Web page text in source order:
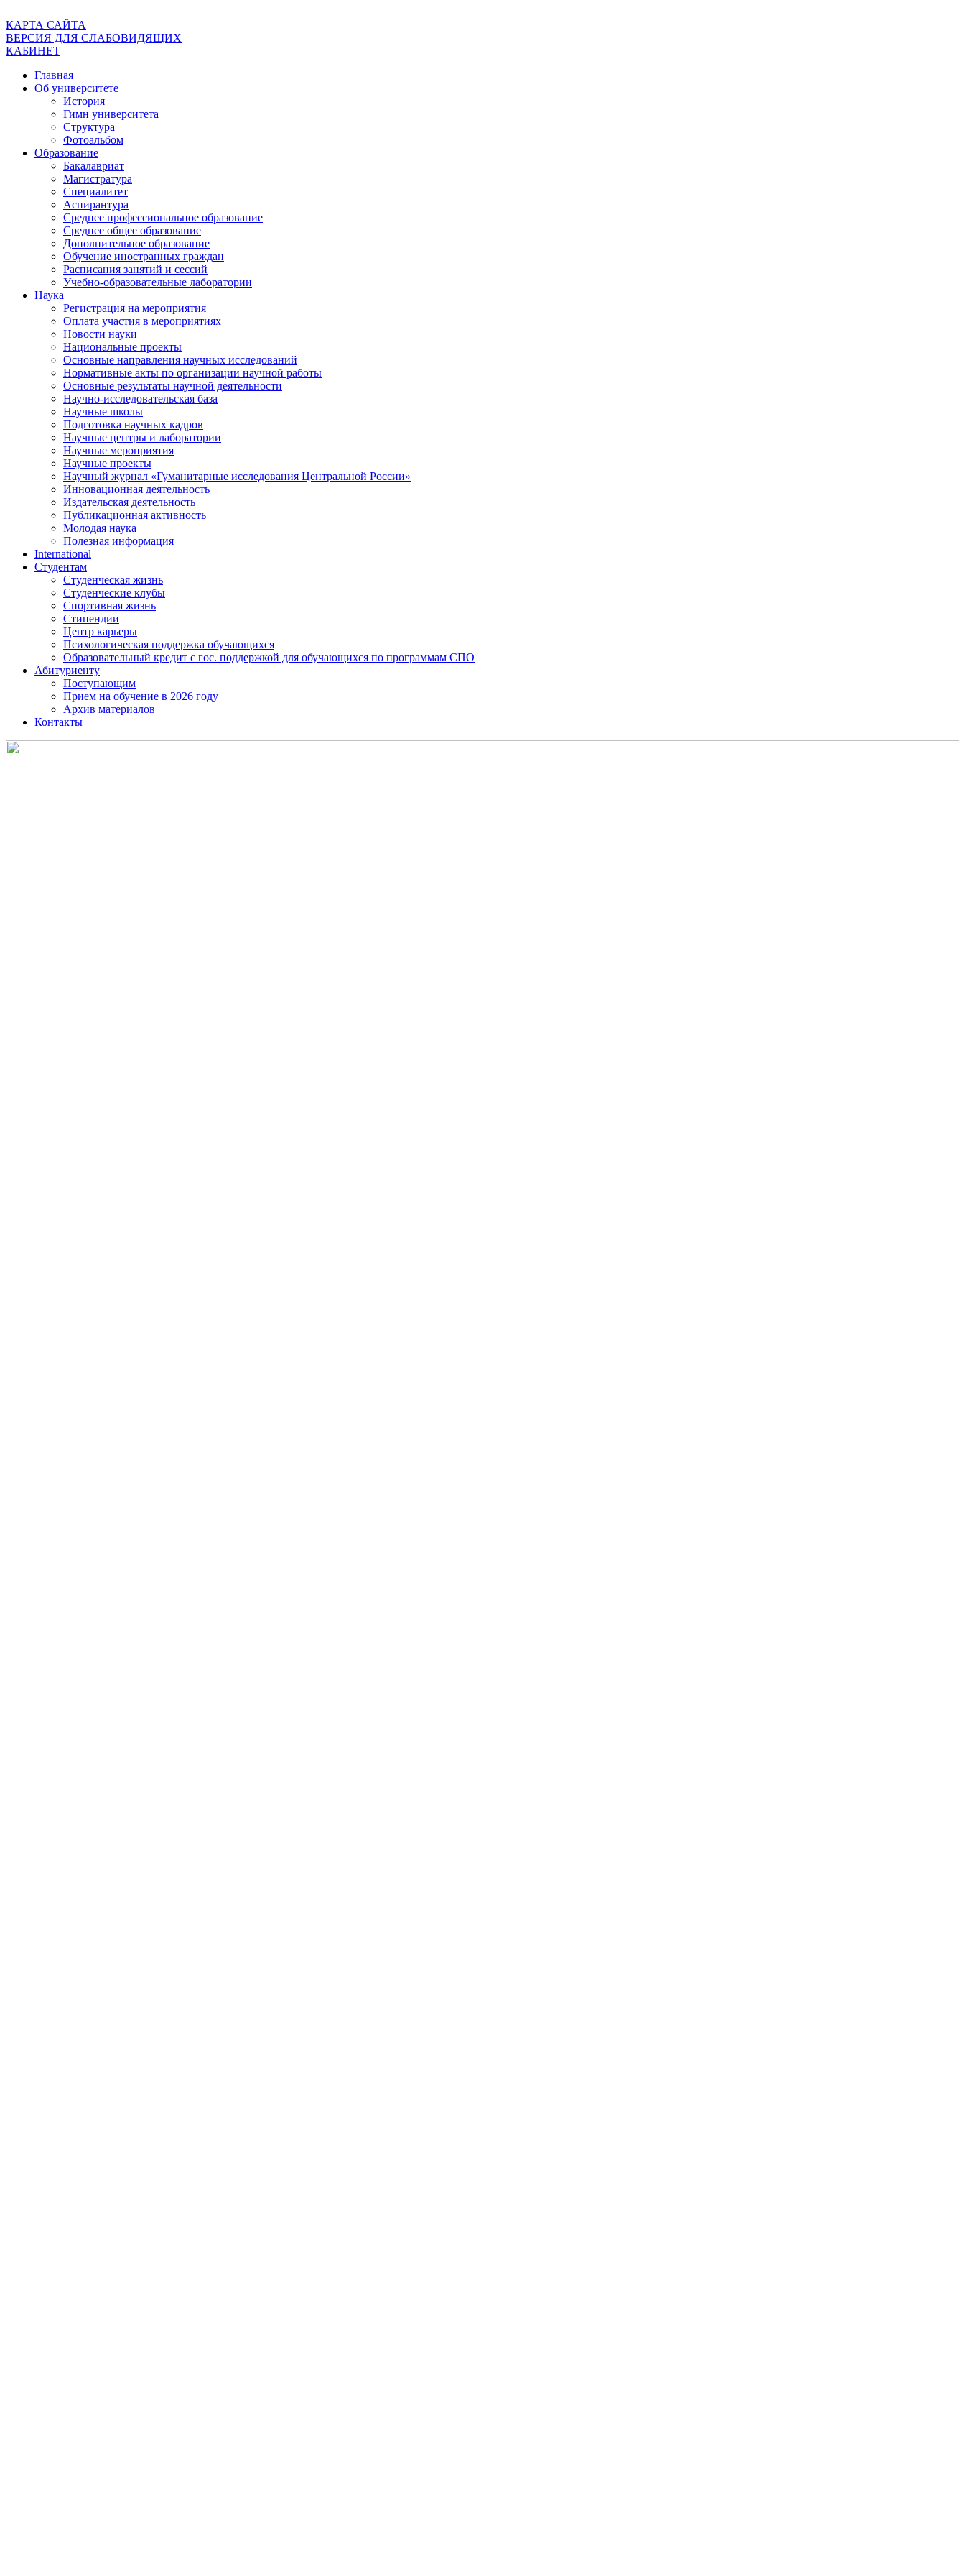
КАРТА САЙТА
ВЕРСИЯ ДЛЯ СЛАБОВИДЯЩИХ
КАБИНЕТ
Главная
Об университете
История
Гимн университета
Структура
Фотоальбом
Образование
Бакалавриат
Магистратура
Специалитет
Аспирантура
Среднее профессиональное образование
Среднее общее образование
Дополнительное образование
Обучение иностранных граждан
Расписания занятий и сессий
Учебно-образовательные лаборатории
Наука
Регистрация на мероприятия
Оплата участия в мероприятиях
Новости науки
Национальные проекты
Основные направления научных исследований
Нормативные акты по организации научной работы
Основные результаты научной деятельности
Научно-исследовательская база
Научные школы
Подготовка научных кадров
Научные центры и лаборатории
Научные мероприятия
Научные проекты
Научный журнал «Гуманитарные исследования Центральной России»
Инновационная деятельность
Издательская деятельность
Публикационная активность
Молодая наука
Полезная информация
International
Студентам
Студенческая жизнь
Студенческие клубы
Спортивная жизнь
Стипендии
Центр карьеры
Психологическая поддержка обучающихся
Образовательный кредит с гос. поддержкой для обучающихся по программам СПО
Абитуриенту
Поступающим
Прием на обучение в 2026 году
Архив материалов
Контакты